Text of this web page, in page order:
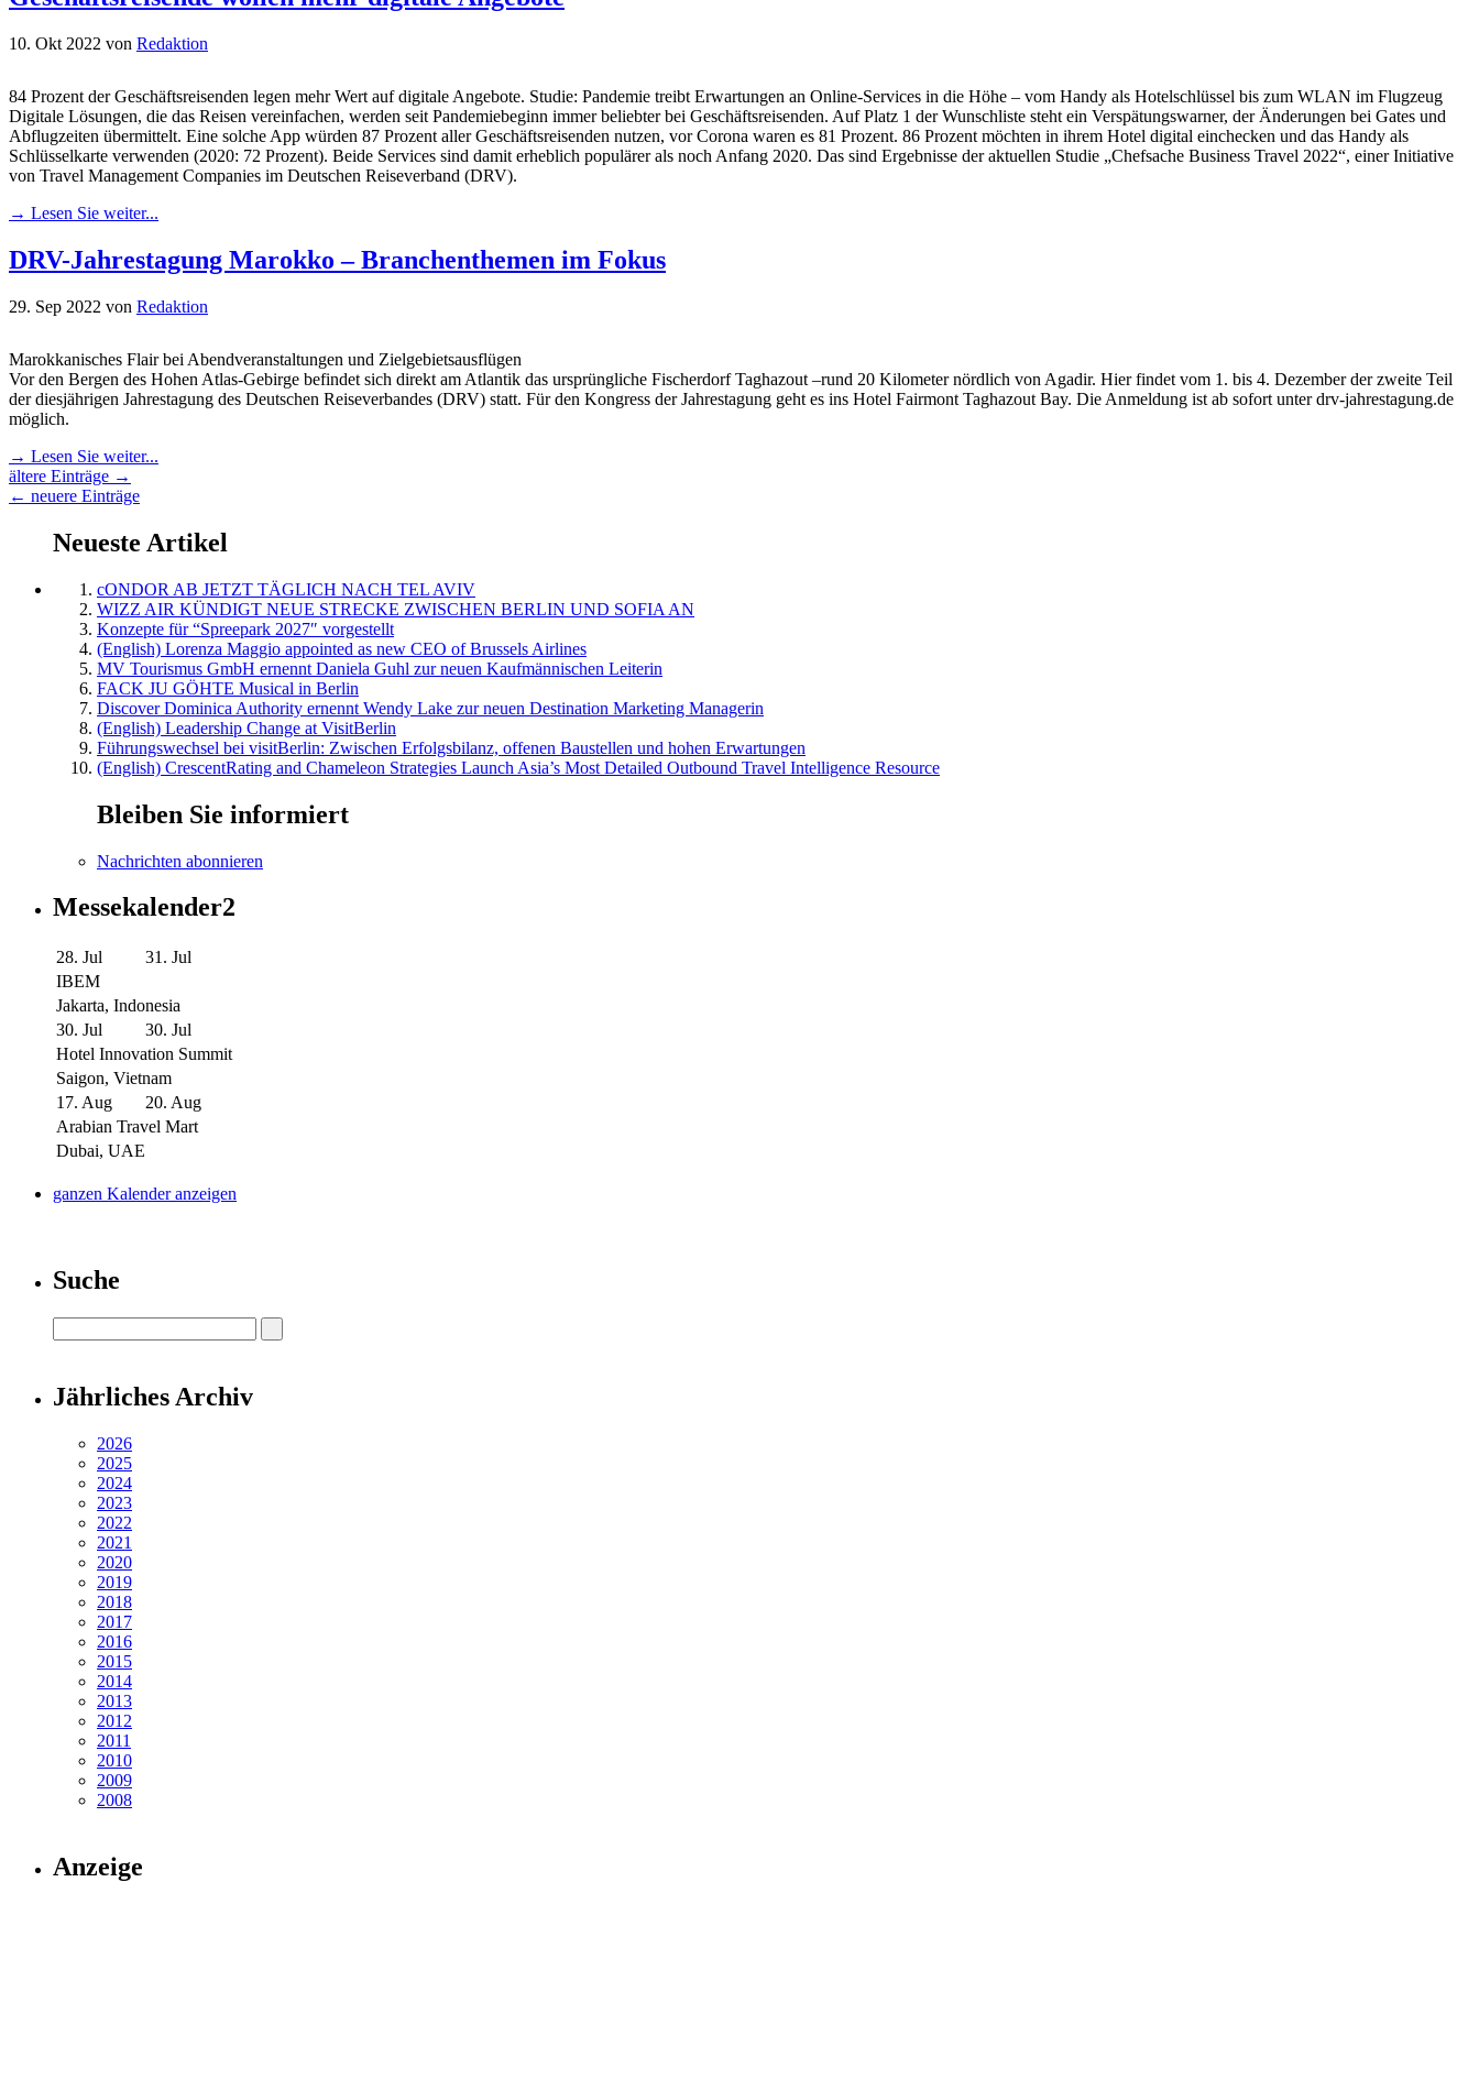
10. Okt 2022 von Redaktion
84 Prozent der Geschäftsreisenden legen mehr Wert auf digitale Angebote. Studie: Pandemie treibt Erwartungen an Online-Services in die Höhe – vom Handy als Hotelschlüssel bis zum WLAN im Flugzeug
Digitale Lösungen, die das Reisen vereinfachen, werden seit Pandemiebeginn immer beliebter bei Geschäftsreisenden. Auf Platz 1 der Wunschliste steht ein Verspätungswarner, der Änderungen bei Gates und
Abflugzeiten übermittelt. Eine solche App würden 87 Prozent aller Geschäftsreisenden nutzen, vor Corona waren es 81 Prozent. 86 Prozent möchten in ihrem Hotel digital einchecken und das Handy als
Schlüsselkarte verwenden (2020: 72 Prozent). Beide Services sind damit erheblich populärer als noch Anfang 2020. Das sind Ergebnisse der aktuellen Studie „Chefsache Business Travel 2022“, einer Initiative
von Travel Management Companies im Deutschen Reiseverband (DRV).
→ Lesen Sie weiter...
DRV-Jahrestagung Marokko – Branchenthemen im Fokus
29. Sep 2022 von Redaktion
Marokkanisches Flair bei Abendveranstaltungen und Zielgebietsausflügen
Vor den Bergen des Hohen Atlas-Gebirge befindet sich direkt am Atlantik das ursprüngliche Fischerdorf Taghazout –rund 20 Kilometer nördlich von Agadir. Hier findet vom 1. bis 4. Dezember der zweite Teil
der diesjährigen Jahrestagung des Deutschen Reiseverbandes (DRV) statt. Für den Kongress der Jahrestagung geht es ins Hotel Fairmont Taghazout Bay. Die Anmeldung ist ab sofort unter drv-jahrestagung.de
möglich.
→ Lesen Sie weiter...
ältere Einträge →
← neuere Einträge
Neueste Artikel
cONDOR AB JETZT TÄGLICH NACH TEL AVIV
WIZZ AIR KÜNDIGT NEUE STRECKE ZWISCHEN BERLIN UND SOFIA AN
Konzepte für “Spreepark 2027″ vorgestellt
(English) Lorenza Maggio appointed as new CEO of Brussels Airlines
MV Tourismus GmbH ernennt Daniela Guhl zur neuen Kaufmännischen Leiterin
FACK JU GÖHTE Musical in Berlin
Discover Dominica Authority ernennt Wendy Lake zur neuen Destination Marketing Managerin
(English) Leadership Change at VisitBerlin
Führungswechsel bei visitBerlin: Zwischen Erfolgsbilanz, offenen Baustellen und hohen Erwartungen
(English) CrescentRating and Chameleon Strategies Launch Asia’s Most Detailed Outbound Travel Intelligence Resource
Bleiben Sie informiert
Nachrichten abonnieren
Messekalender2
28. Jul
31. Jul
IBEM
Jakarta, Indonesia
30. Jul
30. Jul
Hotel Innovation Summit
Saigon, Vietnam
17. Aug
20. Aug
Arabian Travel Mart
Dubai, UAE
ganzen Kalender anzeigen
Suche
Jährliches Archiv
2026
2025
2024
2023
2022
2021
2020
2019
2018
2017
2016
2015
2014
2013
2012
2011
2010
2009
2008
Anzeige